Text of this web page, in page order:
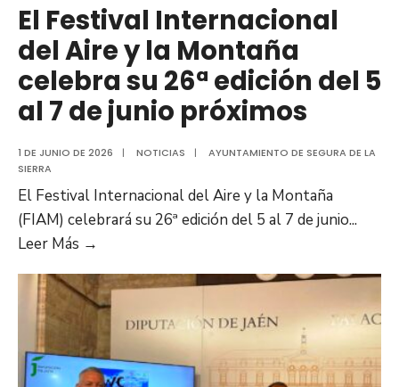
El Festival Internacional
del Aire y la Montaña
celebra su 26ª edición del 5
al 7 de junio próximos
1 DE JUNIO DE 2026 | NOTICIAS |
AYUNTAMIENTO DE SEGURA DE LA
SIERRA
El Festival Internacional del Aire y la Montaña
(FIAM) celebrará su 26ª edición del 5 al 7 de junio...
Leer Más →